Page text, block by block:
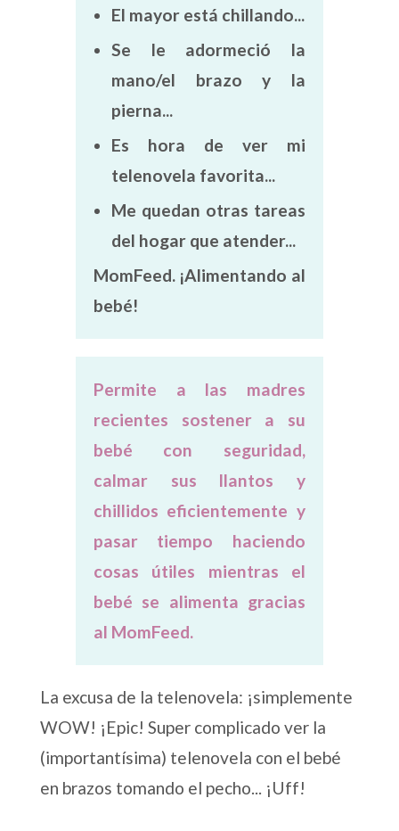
El mayor está chillando...
Se le adormeció la
mano/el brazo y la
pierna...
Es hora de ver mi
telenovela favorita...
Me quedan otras tareas
del hogar que atender...
MomFeed. ¡Alimentando al
bebé!
Permite a las madres
recientes sostener a su
bebé con seguridad,
calmar sus llantos y
chillidos eficientemente y
pasar tiempo haciendo
cosas útiles mientras el
bebé se alimenta gracias
al MomFeed.
La excusa de la telenovela: ¡simplemente
WOW! ¡Epic! Super complicado ver la
(importantísima) telenovela con el bebé
en brazos tomando el pecho... ¡Uff!